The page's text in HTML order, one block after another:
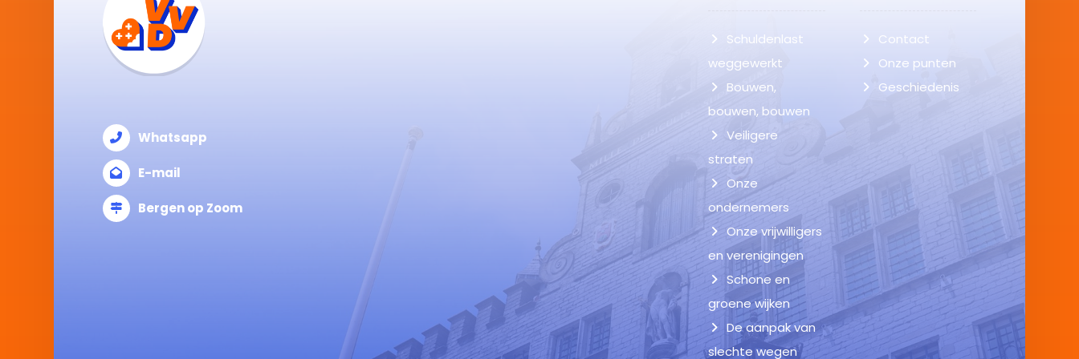
Whatsapp
E-mail
Bergen op Zoom
Schuldenlast
weggewerkt
Bouwen,
bouwen, bouwen
Veiligere
straten
Onze
ondernemers
Onze vrijwilligers
en verenigingen
Schone en
groene wijken
De aanpak van
slechte wegen
Contact
Onze punten
Geschiedenis